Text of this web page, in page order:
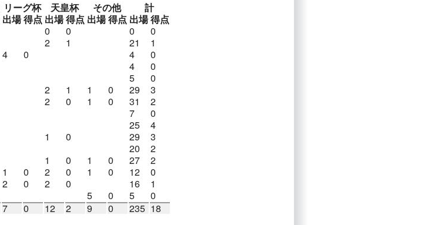
リーグ杯 天皇杯 その他
計
出場得点 出場得点 出場得点 出場得点
0 0 0
0
2 1 21
1
4 0 4
0
4
0
5
0
2 1 1 0 29
3
2 0 1 0 31
2
7
0
25
4
1 0 29
3
20
2
1 0 1 0 27
2
1 0 2 0 1 0 12
0
2 0 2 0 16
1
5 0 5
0
7 0 12 2 9 0 235 18